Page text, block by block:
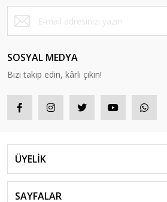
SOSYAL MEDYA
Bizi takip edin, kârlı çıkın!
ÜYELİK
SAYFALAR